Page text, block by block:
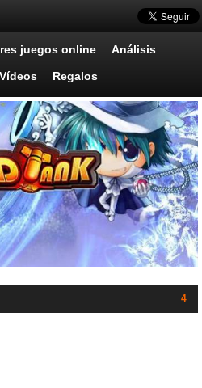
juegos online Análisis
Vídeos Regalos
4